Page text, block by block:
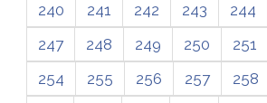
240
241 242 243 244
247
248 249 250 251
254
255 256 257 258